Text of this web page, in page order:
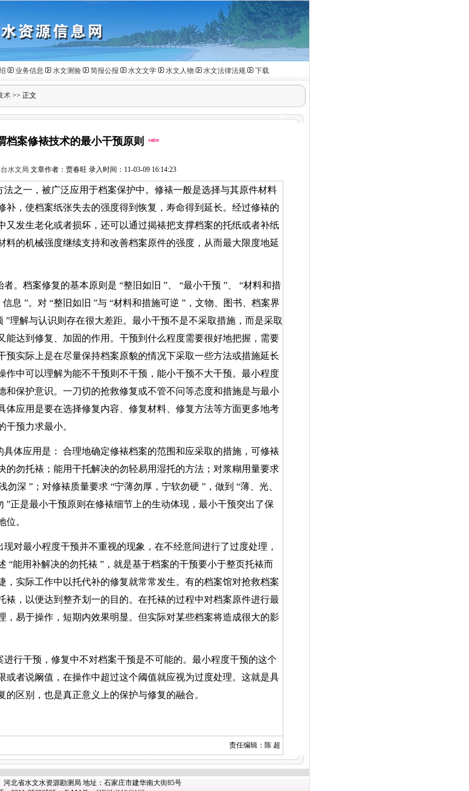
业务信息 水文测验 简报公报 水文文学 水文人物 水文法律法规 下载
术 >> 正文
档案修裱技术的最小干预原则
水文局 文章作者：贾春旺 录入时间：11-03-09 16:14:23
之一，被广泛应用于档案保护中。修裱一般是选择与其原件材料
补，使档案纸张失去的强度得到恢复，寿命得到延长。经过修裱的
又发生老化或者损坏，还可以通过揭裱把支撑档案的托纸或者补纸
料的机械强度继续支持和改善档案原件的强度，从而最大限度地延
。档案修复的基本原则是 “整旧如旧 ” “最小干预 ” “材料和措
信息 ”。对 “整旧如旧 ”与 “材料和措施可逆 ” ，文物、图书、档案界
”理解与认识则存在很大差距。最小干预不是不采取措施，而是采取
能达到修复、加固的作用。干预到什么程度需要很好地把握，需要
预实际上是在尽量保持档案原貌的情况下采取一些方法或措施延长
作中可以理解为能不干预则不干预，能小干预不大干预。最小程度
和保护意识。一刀切的抢救修复或不管不问等态度和措施是与最小
体应用是要在选择修复内容、修复材料、修复方法等方面更多地考
干预力求最小。
体应用是： 合理地确定修裱档案的范围和应采取的措施，可修裱
的勿托裱；能用干托解决的勿轻易用湿托的方法；对浆糊用量要求
勿深 ” ；对修裱质量要求 “宁薄勿厚，宁软勿硬 ” ，做到 “薄、光、
”正是最小干预原则在修裱细节上的生动体现，最小干预突出了保
位。
对最小程度干预并不重视的现象，在不经意间进行了过度处理，
“能用补解决的勿托裱 ” ，就是基于档案的干预要小于整页托裱而
，实际工作中以托代补的修复就常常发生。有的档案馆对抢救档案
裱，以便达到整齐划一的目的。在托裱的过程中对档案原件进行最
，易于操作，短期内效果明显。但实际对某些档案将造成很大的影
行干预，修复中不对档案干预是不可能的。最小程度干预的这个
或者说阚值，在操作中超过这个阈值就应视为过度处理。这就是具
区别，也是真正意义上的保护与修复的融合。
责任编辑：陈 超
河北省水文水资源勘测局 地址：石家庄市建华南大街85号